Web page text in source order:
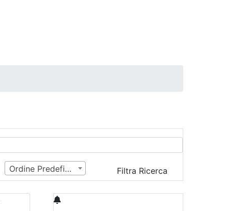
Ordine Predefinito Filtra Ricerca